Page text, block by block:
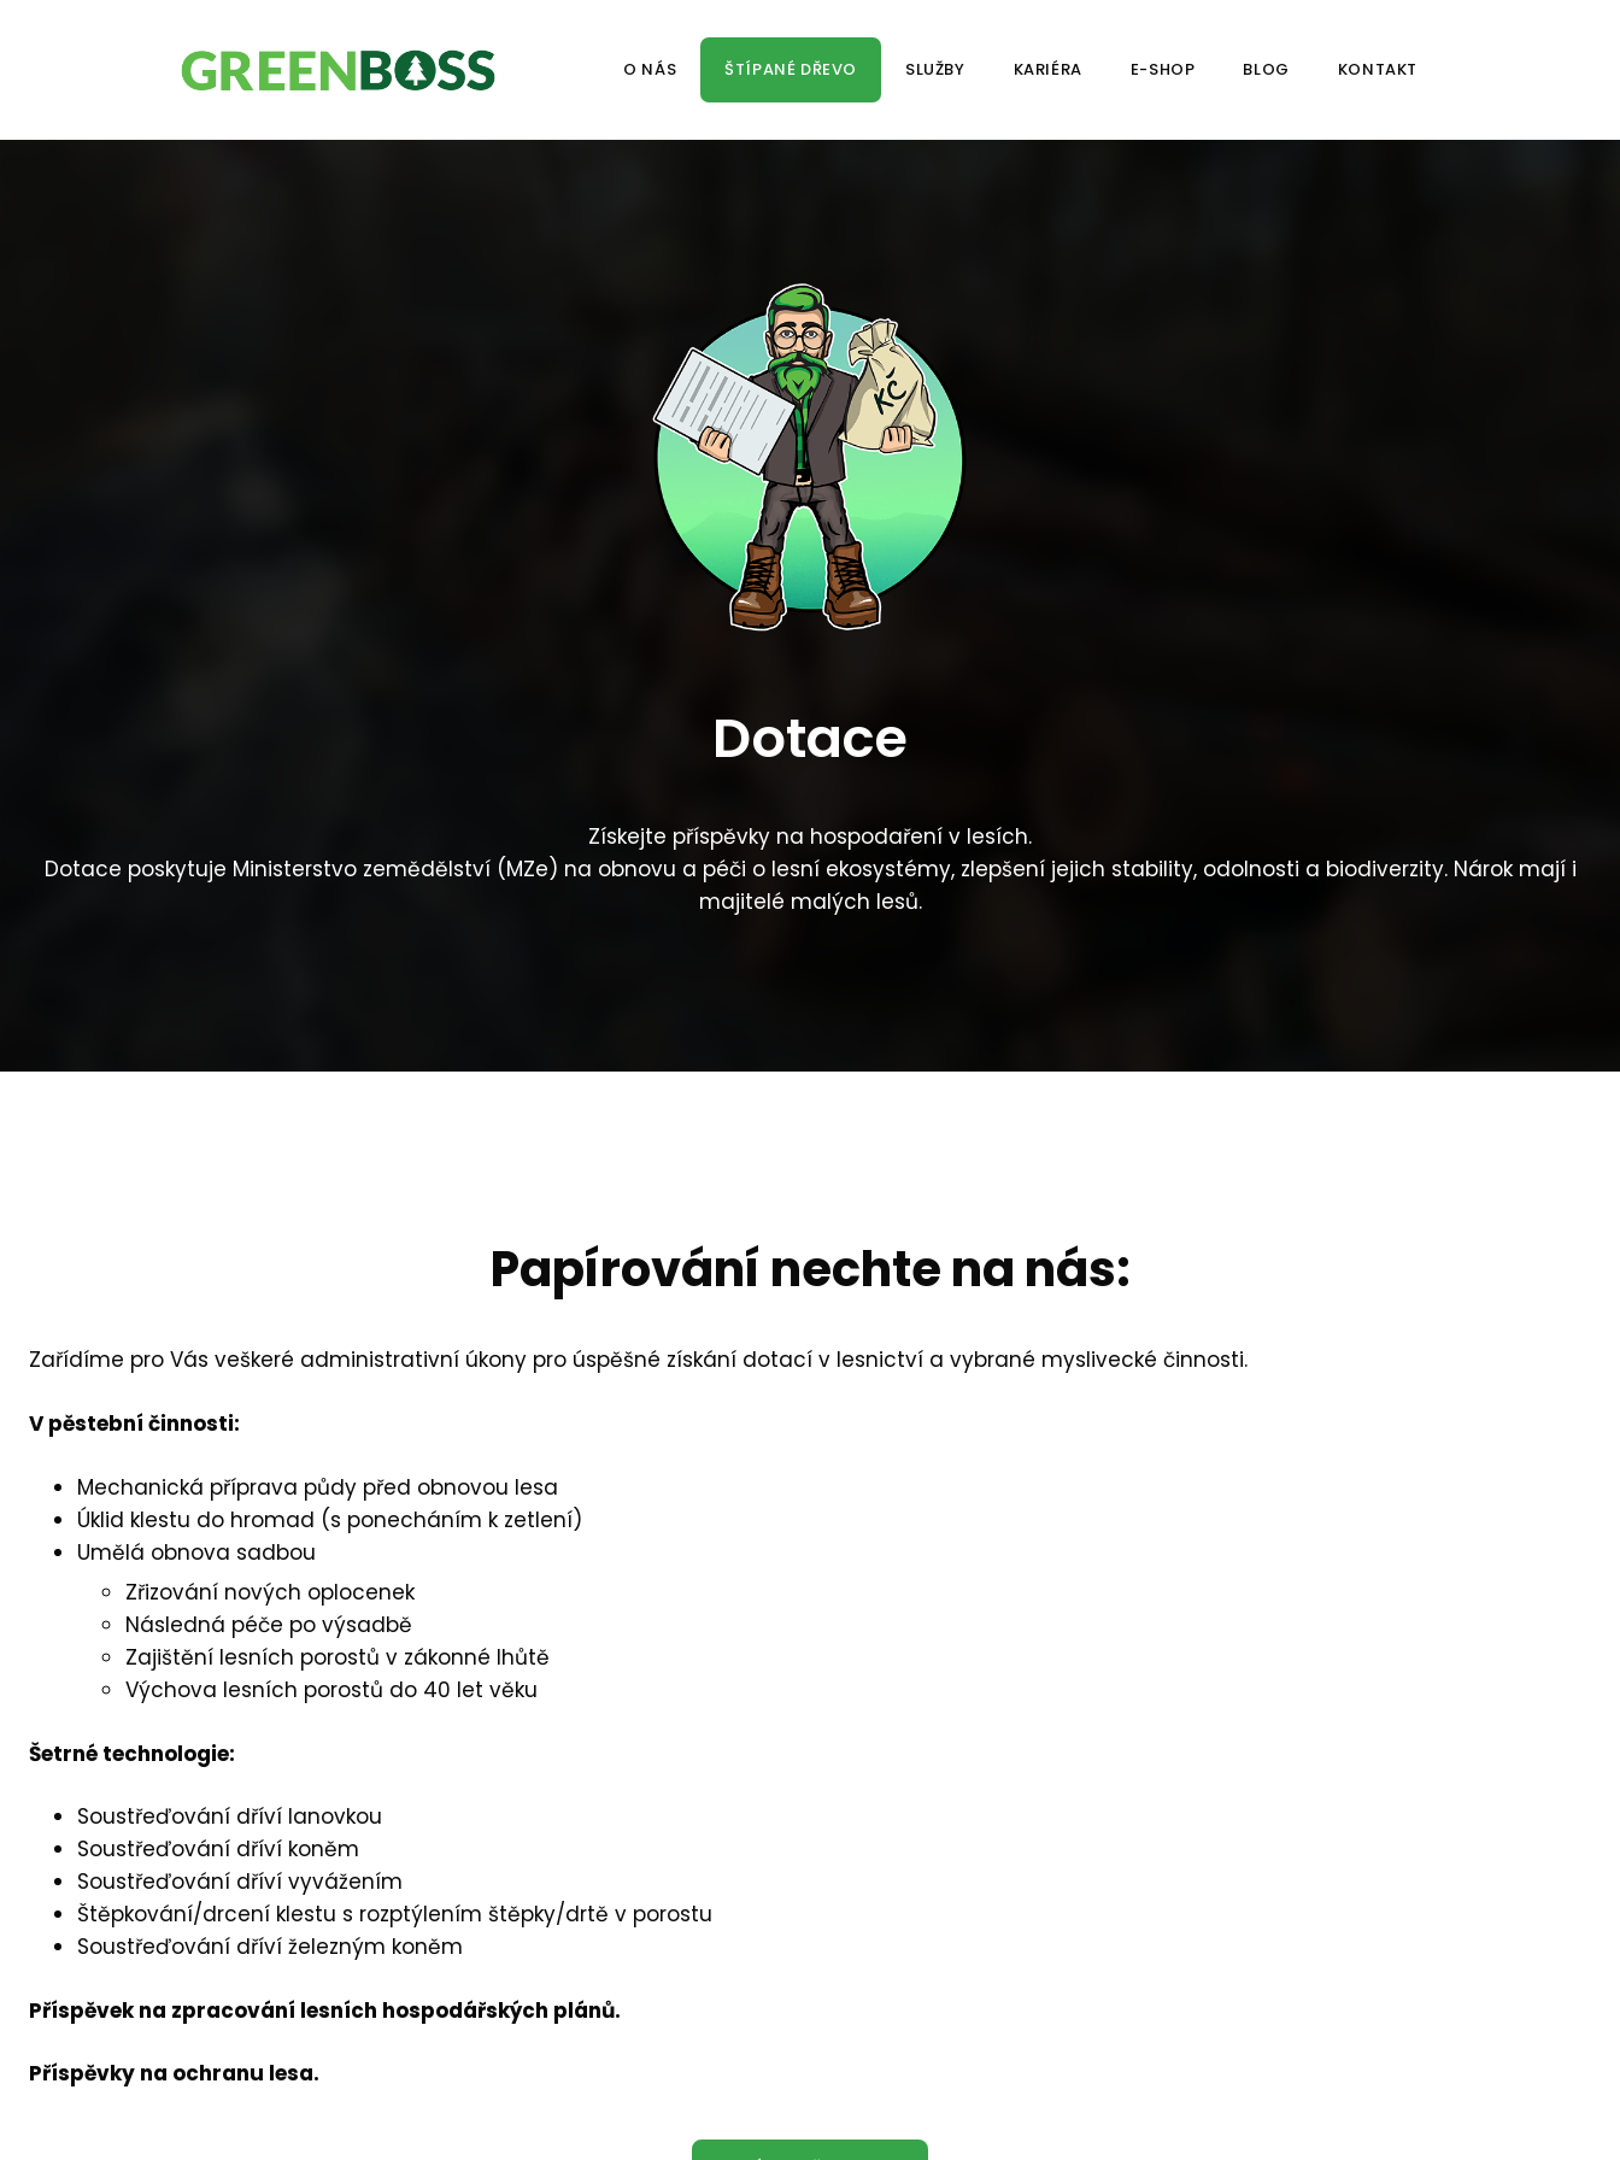
O NÁS ŠTÍPANÉ DŘEVO SLUŽBY KARIÉRA E-SHOP BLOG KONTAKT
Dotace
Získejte příspěvky na hospodaření v lesích.
Dotace poskytuje Ministerstvo zemědělství (MZe) na obnovu a péči o lesní ekosystémy, zlepšení jejich stability, odolnosti a biodiverzity. Nárok mají i
majitelé malých lesů.
Papírování nechte na nás:
Zařídíme pro Vás veškeré administrativní úkony pro úspěšné získání dotací v lesnictví a vybrané myslivecké činnosti.
V pěstební činnosti:
Mechanická příprava půdy před obnovou lesa
Úklid klestu do hromad (s ponecháním k zetlení)
Umělá obnova sadbou
Zřizování nových oplocenek
Následná péče po výsadbě
Zajištění lesních porostů v zákonné lhůtě
Výchova lesních porostů do 40 let věku
Šetrné technologie:
Soustřeďování dříví lanovkou
Soustřeďování dříví koněm
Soustřeďování dříví vyvážením
Štěpkování/drcení klestu s rozptýlením štěpky/drtě v porostu
Soustřeďování dříví železným koněm
Příspěvek na zpracování lesních hospodářských plánů.
Příspěvky na ochranu lesa.